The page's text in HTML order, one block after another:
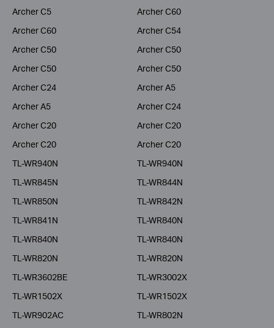
Archer C5
Archer C60
Archer C60
Archer C54
Archer C50
Archer C50
Archer C50
Archer C50
Archer C24
Archer A5
Archer A5
Archer C24
Archer C20
Archer C20
Archer C20
Archer C20
TL-WR940N
TL-WR940N
TL-WR845N
TL-WR844N
TL-WR850N
TL-WR842N
TL-WR841N
TL-WR840N
TL-WR840N
TL-WR840N
TL-WR820N
TL-WR820N
TL-WR3602BE
TL-WR3002X
TL-WR1502X
TL-WR1502X
TL-WR902AC
TL-WR802N